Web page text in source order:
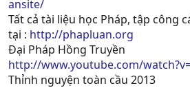
ansite/
Tất cả tài liệu học Pháp, tập công
tại : http://phapluan.org
Đại Pháp Hồng Truyền
http://www.youtube.com/
Thỉnh nguyện toàn cầu 2013